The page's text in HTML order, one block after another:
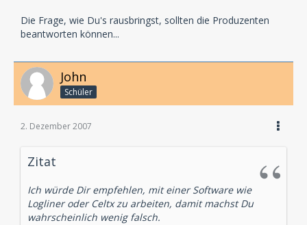
Die Frage, wie Du's rausbringst, sollten die Produzenten
beantworten können...
John
Schüler
2. Dezember 2007
Zitat
Ich würde Dir empfehlen, mit einer Software wie
Logliner oder Celtx zu arbeiten, damit machst Du
wahrscheinlich wenig falsch.